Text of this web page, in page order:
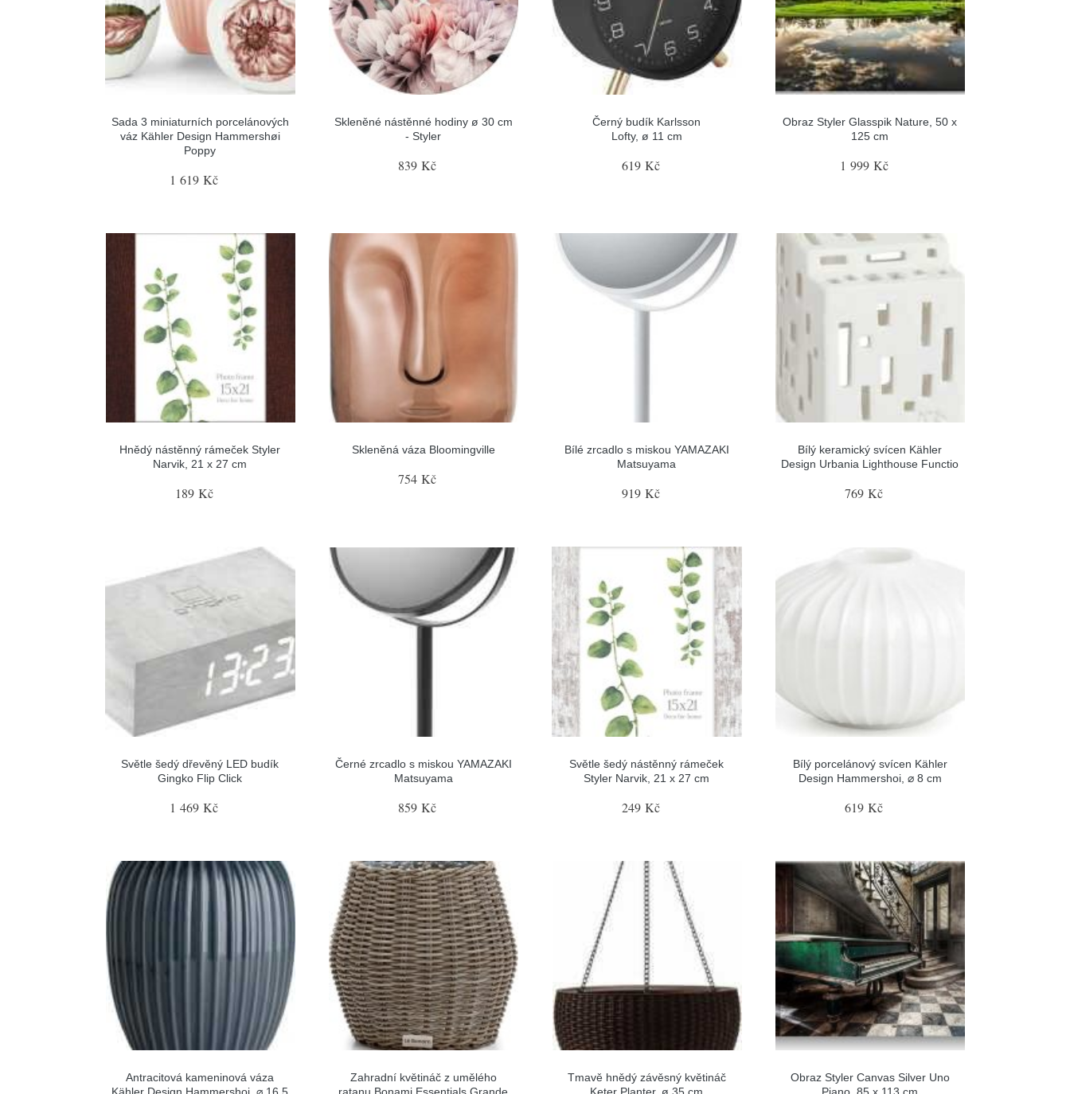
Sada 3 miniaturních porcelánových
váz Kähler Design Hammershøi
Poppy
1 619 Kč
Skleněné nástěnné hodiny ø 30 cm
- Styler
839 Kč
Černý budík Karlsson
Lofty, ø 11 cm
619 Kč
Obraz Styler Glasspik Nature, 50 x
125 cm
1 999 Kč
Hnědý nástěnný rámeček Styler
Narvik, 21 x 27 cm
189 Kč
Skleněná váza Bloomingville
754 Kč
Bílé zrcadlo s miskou YAMAZAKI
Matsuyama
919 Kč
Bílý keramický svícen Kähler
Design Urbania Lighthouse Functio
769 Kč
Světle šedý dřevěný LED budík
Gingko Flip Click
1 469 Kč
Černé zrcadlo s miskou YAMAZAKI
Matsuyama
859 Kč
Světle šedý nástěnný rámeček
Styler Narvik, 21 x 27 cm
249 Kč
Bílý porcelánový svícen Kähler
Design Hammershoi, ⌀ 8 cm
619 Kč
Antracitová kameninová váza
Zahradní květináč z umělého
Tmavě hnědý závěsný květináč
Obraz Styler Canvas Silver Uno